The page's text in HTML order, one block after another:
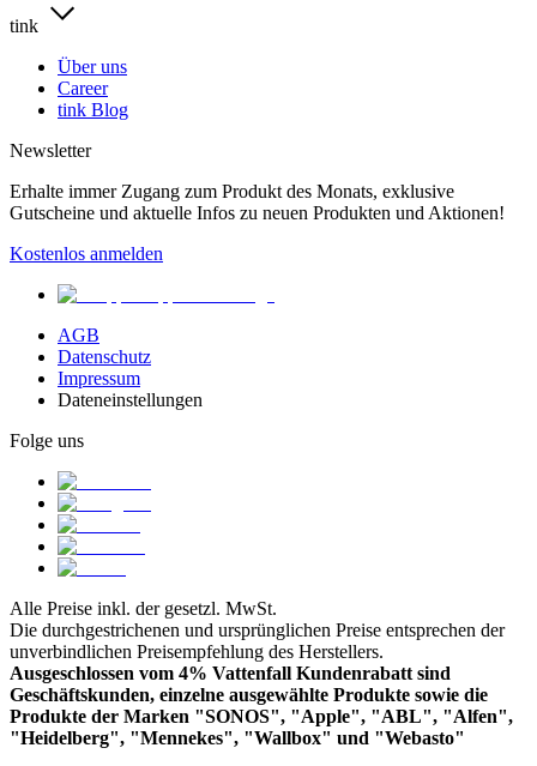
tink
Über uns
Career
tink Blog
Newsletter
Erhalte immer Zugang zum Produkt des Monats, exklusive
Gutscheine und aktuelle Infos zu neuen Produkten und Aktionen!
Kostenlos anmelden
AGB
Datenschutz
Impressum
Dateneinstellungen
Folge uns
Alle Preise inkl. der gesetzl. MwSt.
Die durchgestrichenen und ursprünglichen Preise entsprechen der
unverbindlichen Preisempfehlung des Herstellers.
Ausgeschlossen vom 4% Vattenfall Kundenrabatt sind
Geschäftskunden, einzelne ausgewählte Produkte sowie die
Produkte der Marken "SONOS", "Apple", "ABL", "Alfen",
"Heidelberg", "Mennekes", "Wallbox" und "Webasto"